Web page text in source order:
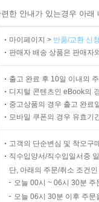
한 안내가 있는경우 아
마이페이지 > 반품/교환 신
판매자 배송 상품은 판매자
출고 완료 후 10일 이내의
디지털 콘텐츠인 eBook의
중고상품의 경우 출고 완료
모바일 쿠폰의 경우 유효기
고객의 단순변심 및 착오구
직수입양서/직수입일서중
단, 아래의 주문/취소 조건
오늘 00시 ~ 06시 30분
오늘 06시 30분 이후 주